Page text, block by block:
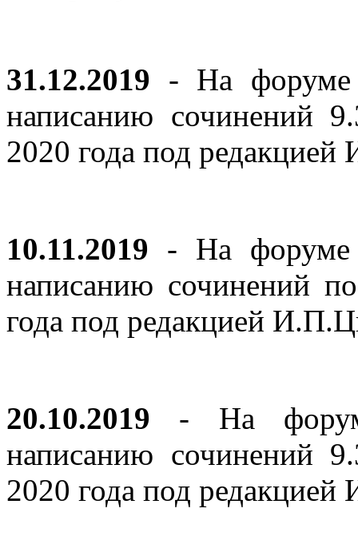
31.12.2019 - На форуме
написанию сочинений
2020 года под
10.11.2019 - На форуме
написанию сочинений
года под редакцией
20.10.2019 - На
написанию сочинений
2020 года под